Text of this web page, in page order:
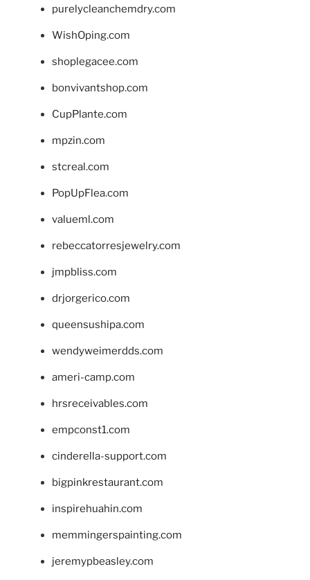
purelycleanchemdry.com
WishOping.com
shoplegacee.com
bonvivantshop.com
CupPlante.com
mpzin.com
stcreal.com
PopUpFlea.com
valueml.com
rebeccatorresjewelry.com
jmpbliss.com
drjorgerico.com
queensushipa.com
wendyweimerdds.com
ameri-camp.com
hrsreceivables.com
empconst1.com
cinderella-support.com
bigpinkrestaurant.com
inspirehuahin.com
memmingerspainting.com
jeremypbeasley.com